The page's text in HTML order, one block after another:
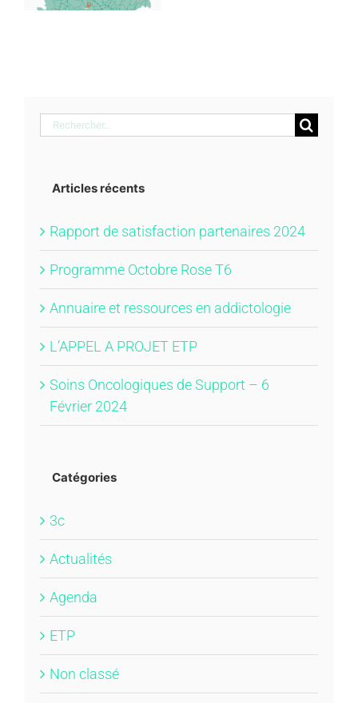
Rechercher:
Articles récents
Rapport de satisfaction partenaires 2024
Programme Octobre Rose T6
Annuaire et ressources en addictologie
L’APPEL A PROJET ETP
Soins Oncologiques de Support – 6
Février 2024
Catégories
3c
Actualités
Agenda
ETP
Non classé